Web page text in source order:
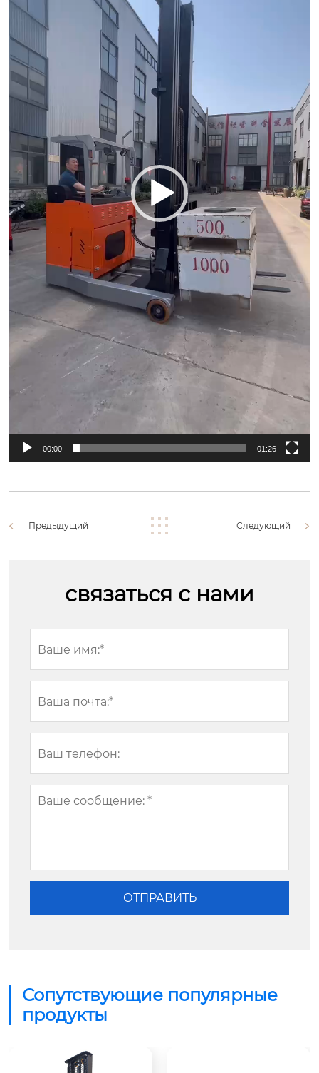
00:00 01:26
Предыдущий Следующий
связаться с нами
Сопутствующие популярные
продукты